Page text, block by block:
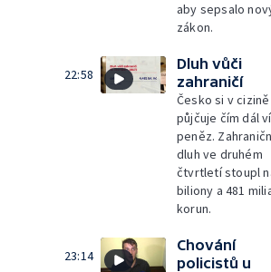
aby sepsalo
zákon.
22:58
Dluh vůči
zahraničí
Česko si v cizině
půjčuje čím dál
peněz.
dluh ve druhém
čtvrtletí stoupl
biliony a 481
korun.
23:14
Chování
policistů u